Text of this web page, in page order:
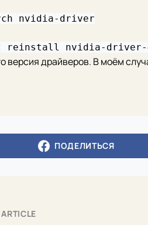
nvidia-driver
reinstall nvidia-driver-
версия драйверов. В моём
ПОДЕЛИТЬСЯ